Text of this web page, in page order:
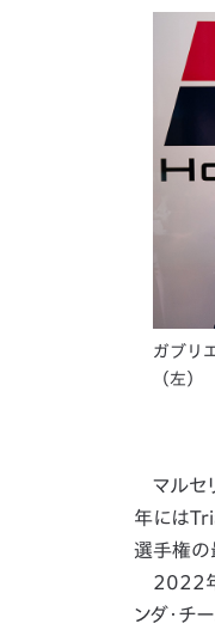
ガブリ
（左）
マルセ
年には
選手権の
2022年
ンダ・チ